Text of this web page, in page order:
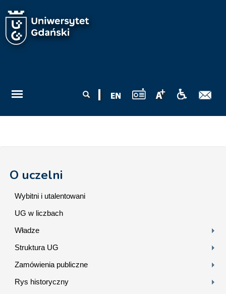
wyszukiwania
O uczelni
Wybitni i utalentowani
UG w liczbach
Władze
Struktura UG
Zamówienia publiczne
Rys historyczny